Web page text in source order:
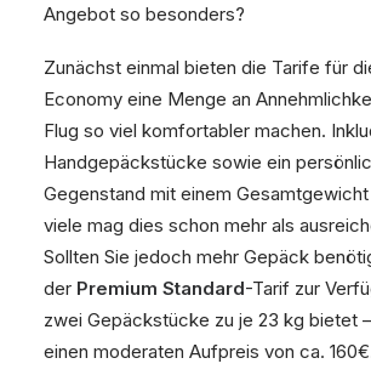
Angebot so besonders?
Zunächst einmal bieten die Tarife für
Economy eine Menge an
Flug so viel komfortabler machen.
Handgepäckstücke sowie ein
Gegenstand mit einem Gesamtgewicht
viele mag dies schon mehr als
Sollten Sie jedoch mehr Gepäck
der Premium Standard-Tarif zur
zwei Gepäckstücke zu je 23 kg bietet
einen moderaten Aufpreis von ca.